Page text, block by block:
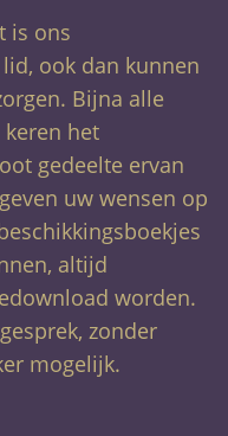
is ons
ook dan kunnen
Bijna alle
het
gedeelte ervan
uw wensen op
altijd
worden.
zonder
mogelijk.